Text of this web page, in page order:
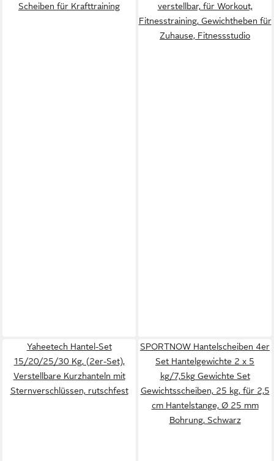
Scheiben für Krafttraining
verstellbar, für Workout,
Fitnesstraining, Gewichtheben für
Zuhause, Fitnessstudio
Yaheetech Hantel-Set
15/20/25/30 Kg, (2er-Set),
Verstellbare Kurzhanteln mit
Sternverschlüssen, rutschfest
SPORTNOW Hantelscheiben 4er
Set Hantelgewichte 2 x 5
kg/7,5kg Gewichte Set
Gewichtsscheiben, 25 kg, für 2,5
cm Hantelstange, Ø 25 mm
Bohrung, Schwarz